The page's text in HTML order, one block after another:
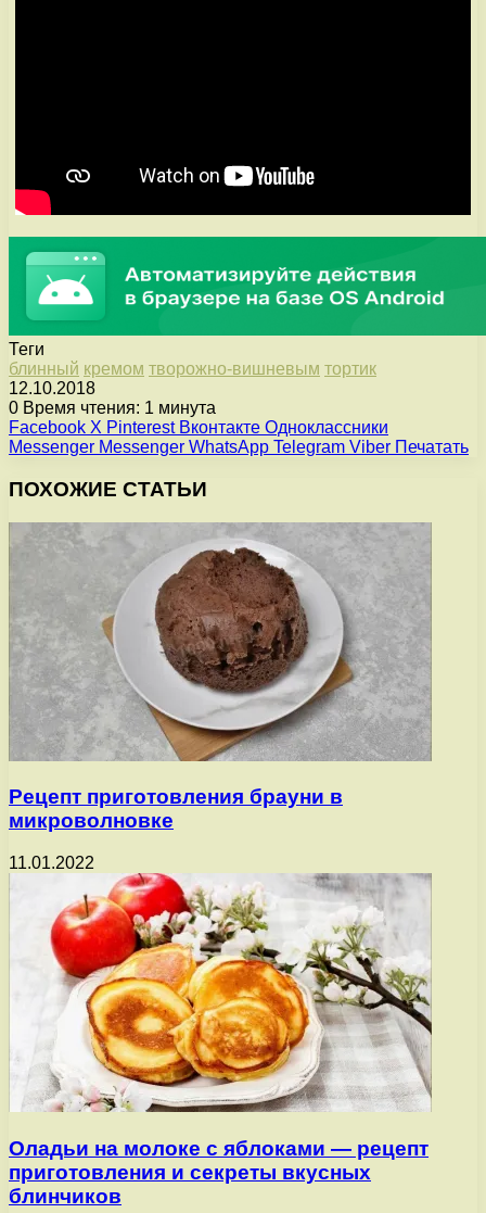
Теги
блинный кремом творожно-вишневым тортик
12.10.2018
0 Время чтения: 1 минута
Facebook X Pinterest Вконтакте Одноклассники
Messenger Messenger WhatsApp Telegram Viber Печатать
ПОХОЖИЕ СТАТЬИ
Рецепт приготовления брауни в
микроволновке
11.01.2022
Оладьи на молоке с яблоками — рецепт
приготовления и секреты вкусных
блинчиков